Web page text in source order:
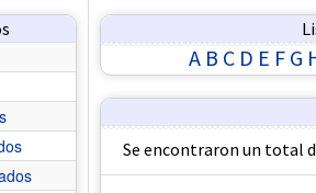
A B C D E F G
Se encontraron un total